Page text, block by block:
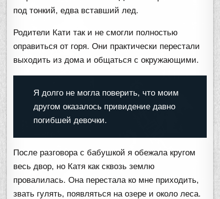
под тонкий, едва вставший лед.
Родители Кати так и не смогли полностью
оправиться от горя. Они практически перестали
выходить из дома и общаться с окружающими.
Я долго не могла поверить, что моим
другом оказалось привидение давно
погибшей девочки.
После разговора с бабушкой я обежала кругом
весь двор, но Катя как сквозь землю
провалилась. Она перестала ко мне приходить,
звать гулять, появляться на озере и около леса.